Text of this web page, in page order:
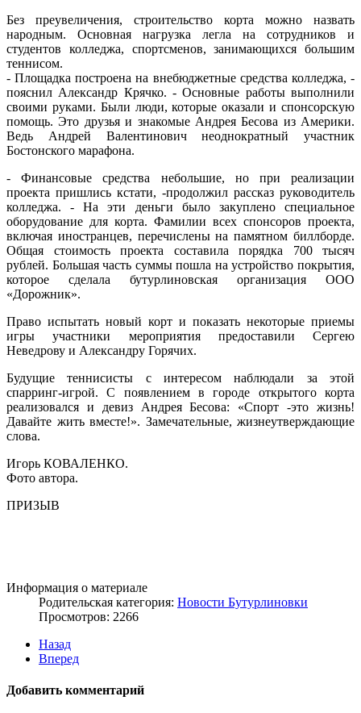
Без преувеличения, строительство корта можно назвать
народным. Основная нагрузка легла на сотрудников и
студентов колледжа, спортсменов, занимающихся большим
теннисом.
- Площадка построена на внебюджетные средства колледжа, -
пояснил Александр Крячко. - Основные работы выполнили
своими руками. Были люди, которые оказали и спонсорскую
помощь. Это друзья и знакомые Андрея Бесова из Америки.
Ведь Андрей Валентинович неоднократный участник
Бостонского марафона.
- Финансовые средства небольшие, но при реализации
проекта пришлись кстати, -продолжил рассказ руководитель
колледжа. - На эти деньги было закуплено специальное
оборудование для корта. Фамилии всех спонсоров проекта,
включая иностранцев, перечислены на памятном биллборде.
Общая стоимость проекта составила порядка 700 тысяч
рублей. Большая часть суммы пошла на устройство покрытия,
которое сделала бутурлиновская организация ООО
«Дорожник».
Право испытать новый корт и показать некоторые приемы
игры участники мероприятия предоставили Сергею
Неведрову и Александру Горячих.
Будущие теннисисты с интересом наблюдали за этой
спарринг-игрой. С появлением в городе открытого корта
реализовался и девиз Андрея Бесова: «Спорт -это жизнь!
Давайте жить вместе!». Замечательные, жизнеутверждающие
слова.
Игорь КОВАЛЕНКО.
Фото автора.
ПРИЗЫВ
Информация о материале
Родительская категория: Новости Бутурлиновки
Просмотров: 2266
Назад
Вперед
Добавить комментарий